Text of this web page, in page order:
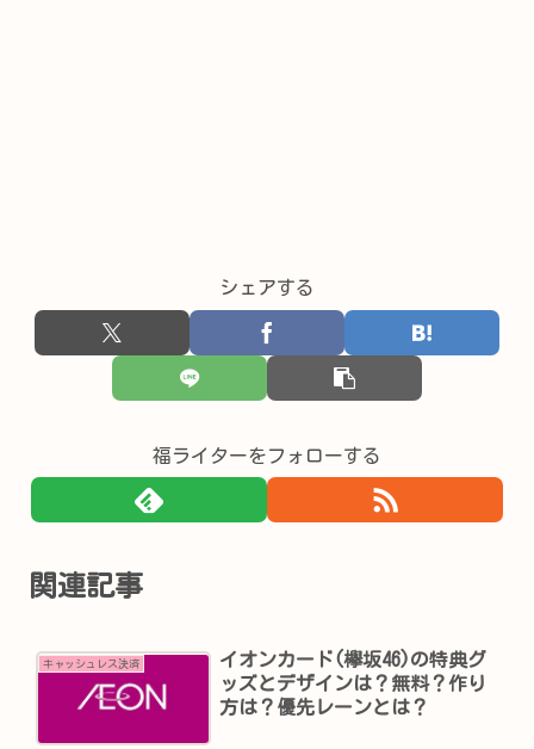
シェアする
福ライターをフォローする
関連記事
キャッシュレス決済
イオンカード(欅坂46)の特典グ
ッズとデザインは？無料？作り
方は？優先レーンとは？